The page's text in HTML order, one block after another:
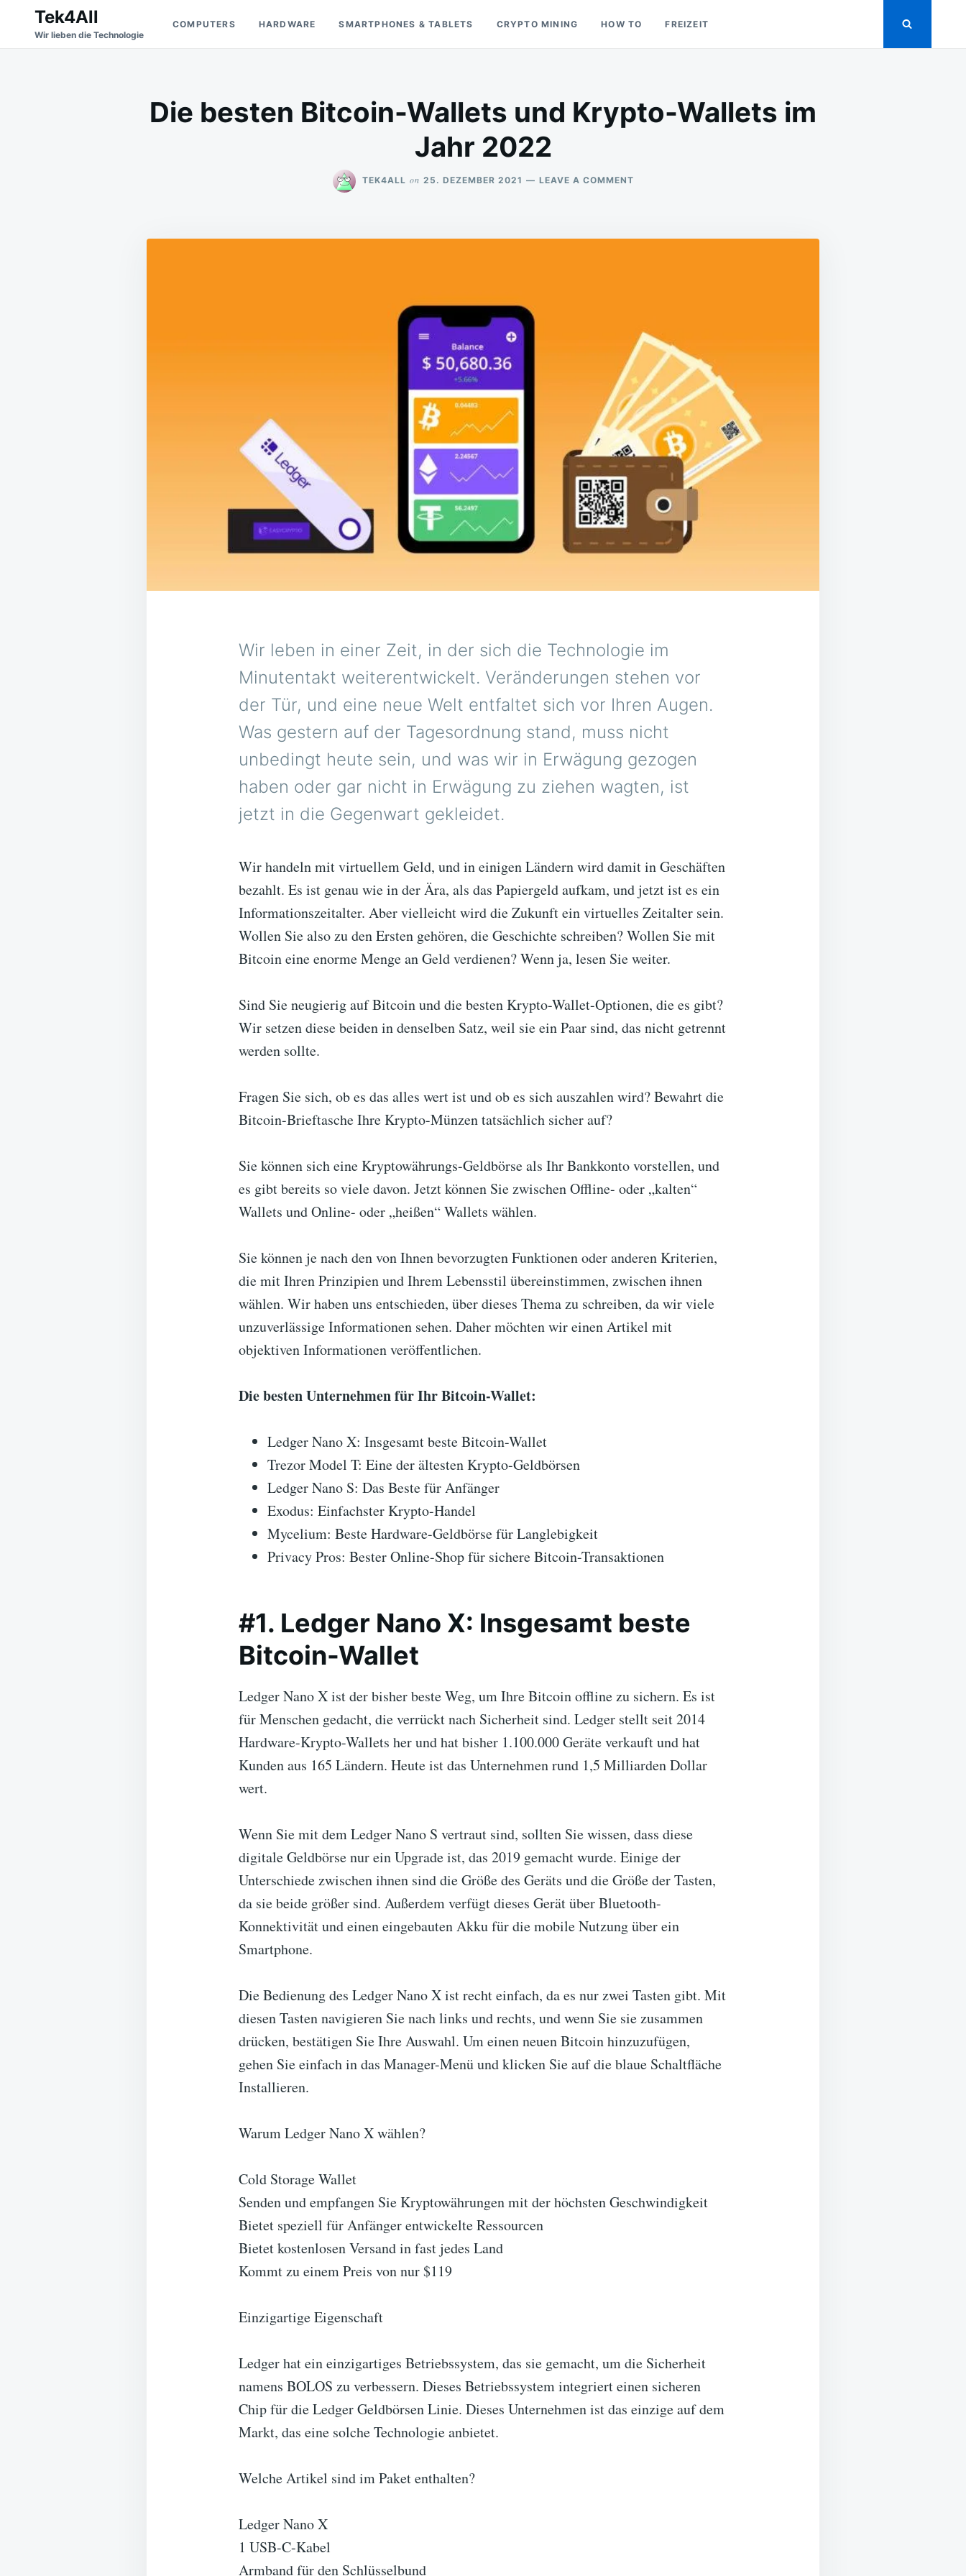
Search
for:
Tek4All
Wir lieben die Technologie
COMPUTERS HARDWARE SMARTPHONES & TABLETS CRYPTO MINING HOW TO FREIZEIT
Die besten Bitcoin-Wallets und Krypto-Wallets im
Jahr 2022
TEK4ALL on 25. DEZEMBER 2021 LEAVE A COMMENTON
Wir leben in einer Zeit, in der sich die Technologie im
Minutentakt weiterentwickelt. Veränderungen stehen vor
der Tür, und eine neue Welt entfaltet sich vor Ihren Augen.
Was gestern auf der Tagesordnung stand, muss nicht
unbedingt heute sein, und was wir in Erwägung gezogen
haben oder gar nicht in Erwägung zu ziehen wagten, ist
jetzt in die Gegenwart gekleidet.
Wir handeln mit virtuellem Geld, und in einigen Ländern wird damit in Geschäften
bezahlt. Es ist genau wie in der Ära, als das Papiergeld aufkam, und jetzt ist es ein
Informationszeitalter. Aber vielleicht wird die Zukunft ein virtuelles Zeitalter sein.
Wollen Sie also zu den Ersten gehören, die Geschichte schreiben? Wollen Sie mit
Bitcoin eine enorme Menge an Geld verdienen? Wenn ja, lesen Sie weiter.
Sind Sie neugierig auf Bitcoin und die besten Krypto-Wallet-Optionen, die es gibt?
Wir setzen diese beiden in denselben Satz, weil sie ein Paar sind, das nicht getrennt
werden sollte.
Fragen Sie sich, ob es das alles wert ist und ob es sich auszahlen wird? Bewahrt die
Bitcoin-Brieftasche Ihre Krypto-Münzen tatsächlich sicher auf?
Sie können sich eine Kryptowährungs-Geldbörse als Ihr Bankkonto vorstellen, und
es gibt bereits so viele davon. Jetzt können Sie zwischen Offline- oder „kalten“
Wallets und Online- oder „heißen“ Wallets wählen.
Sie können je nach den von Ihnen bevorzugten Funktionen oder anderen Kriterien,
die mit Ihren Prinzipien und Ihrem Lebensstil übereinstimmen, zwischen ihnen
wählen. Wir haben uns entschieden, über dieses Thema zu schreiben, da wir viele
unzuverlässige Informationen sehen. Daher möchten wir einen Artikel mit
objektiven Informationen veröffentlichen.
Die besten Unternehmen für Ihr Bitcoin-Wallet:
Ledger Nano X: Insgesamt beste Bitcoin-Wallet
Trezor Model T: Eine der ältesten Krypto-Geldbörsen
Ledger Nano S: Das Beste für Anfänger
Exodus: Einfachster Krypto-Handel
Mycelium: Beste Hardware-Geldbörse für Langlebigkeit
Privacy Pros: Bester Online-Shop für sichere Bitcoin-Transaktionen
#1. Ledger Nano X: Insgesamt beste
Bitcoin-Wallet
Ledger Nano X ist der bisher beste Weg, um Ihre Bitcoin offline zu sichern. Es ist
für Menschen gedacht, die verrückt nach Sicherheit sind. Ledger stellt seit 2014
Hardware-Krypto-Wallets her und hat bisher 1.100.000 Geräte verkauft und hat
Kunden aus 165 Ländern. Heute ist das Unternehmen rund 1,5 Milliarden Dollar
wert.
Wenn Sie mit dem Ledger Nano S vertraut sind, sollten Sie wissen, dass diese
digitale Geldbörse nur ein Upgrade ist, das 2019 gemacht wurde. Einige der
Unterschiede zwischen ihnen sind die Größe des Geräts und die Größe der Tasten,
da sie beide größer sind. Außerdem verfügt dieses Gerät über Bluetooth-
Konnektivität und einen eingebauten Akku für die mobile Nutzung über ein
Smartphone.
Die Bedienung des Ledger Nano X ist recht einfach, da es nur zwei Tasten gibt. Mit
diesen Tasten navigieren Sie nach links und rechts, und wenn Sie sie zusammen
drücken, bestätigen Sie Ihre Auswahl. Um einen neuen Bitcoin hinzuzufügen,
gehen Sie einfach in das Manager-Menü und klicken Sie auf die blaue Schaltfläche
Installieren.
Warum Ledger Nano X wählen?
Cold Storage Wallet
Senden und empfangen Sie Kryptowährungen mit der höchsten Geschwindigkeit
Bietet speziell für Anfänger entwickelte Ressourcen
Bietet kostenlosen Versand in fast jedes Land
Kommt zu einem Preis von nur $119
Einzigartige Eigenschaft
Ledger hat ein einzigartiges Betriebssystem, das sie gemacht, um die Sicherheit
namens BOLOS zu verbessern. Dieses Betriebssystem integriert einen sicheren
Chip für die Ledger Geldbörsen Linie. Dieses Unternehmen ist das einzige auf dem
Markt, das eine solche Technologie anbietet.
Welche Artikel sind im Paket enthalten?
Ledger Nano X
1 USB-C-Kabel
Armband für den Schlüsselbund